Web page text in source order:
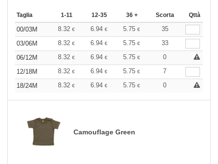
Taglia 1-11 12-35 36 + Scorta Qttà
00/03M 8.32 € 6.94 € 5.75 €
35
03/06M
8.32 € 6.94 € 5.75 €
33
06/12M
8.32 € 6.94 € 5.75 €
0
12/18M
8.32 € 6.94 € 5.75 €
7
18/24M
8.32 € 6.94 € 5.75 € 0
Camouflage Green